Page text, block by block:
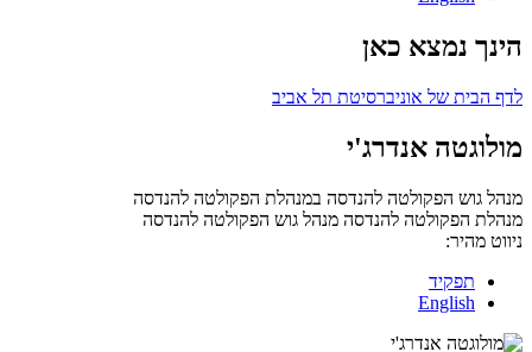
הינך נמצא כאן
לדף הבית של אוניברסיטת תל אביב
מולוגטה אנדרג'י
מנהל גוש הפקולטה להנדסה במנהלת הפקולטה להנדסה
מנהלת הפקולטה להנדסה מנהל גוש הפקולטה להנדסה
ניווט מהיר:
תפקיד
English